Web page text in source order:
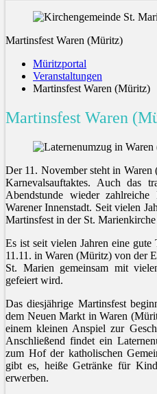
Martinsfest Waren (Müritz)
Müritzportal
Veranstaltungen
Martinsfest Waren (Müritz)
Martinsfest Waren
Der 11. November steht in
Karnevalsauftaktes. Auch das
Abendstunde wieder
Warener Innenstadt. Seit vielen
Martinsfest in der St. Marienkirche
Es ist seit vielen Jahren eine
11.11. in Waren (Müritz) von der
St. Marien gemeinsam mit
gefeiert wird.
Das diesjährige Martinsfest
dem Neuen Markt in Waren
einem kleinen Anspiel zur
Anschließend findet ein
zum Hof der katholischen
gibt es, heiße Getränke für
erwerben.